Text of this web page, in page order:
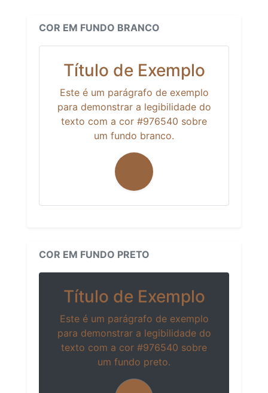
COR EM FUNDO BRANCO
Título de Exemplo
Este é um parágrafo de exemplo
para demonstrar a legibilidade do
texto com a cor #976540 sobre
um fundo branco.
COR EM FUNDO PRETO
Título de Exemplo
Este é um parágrafo de exemplo
para demonstrar a legibilidade do
texto com a cor #976540 sobre
um fundo preto.